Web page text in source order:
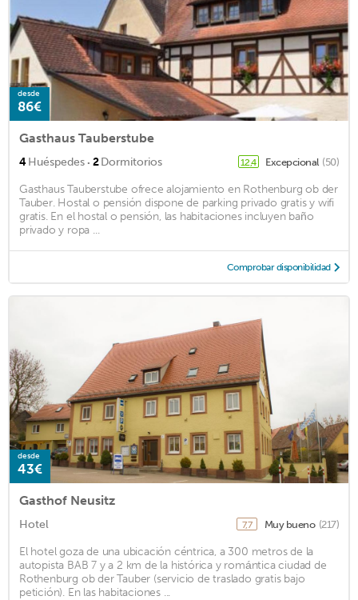
desde
86€
Gasthaus Tauberstube
4Huéspedes · 2Dormitorios 12,4 Excepcional (50)
Gasthaus Tauberstube ofrece alojamiento en Rothenburg ob der
Tauber. Hostal o pensión dispone de parking privado gratis y wifi
gratis. En el hostal o pensión, las habitaciones incluyen baño
privado y ropa ...
Comprobar disponibilidad
desde
43€
Gasthof Neusitz
Hotel 7,7 Muy bueno (217)
El hotel goza de una ubicación céntrica, a 300 metros de la
autopista BAB 7 y a 2 km de la histórica y romántica ciudad de
Rothenburg ob der Tauber (servicio de traslado gratis bajo
petición). En las habitaciones ...